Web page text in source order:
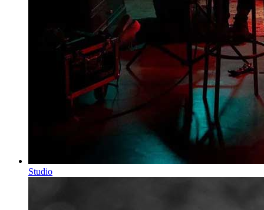
Studio